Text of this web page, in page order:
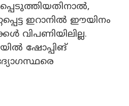
ഇറാനിൽ‌ ഈയിനം
ഷോപ്പിങ്